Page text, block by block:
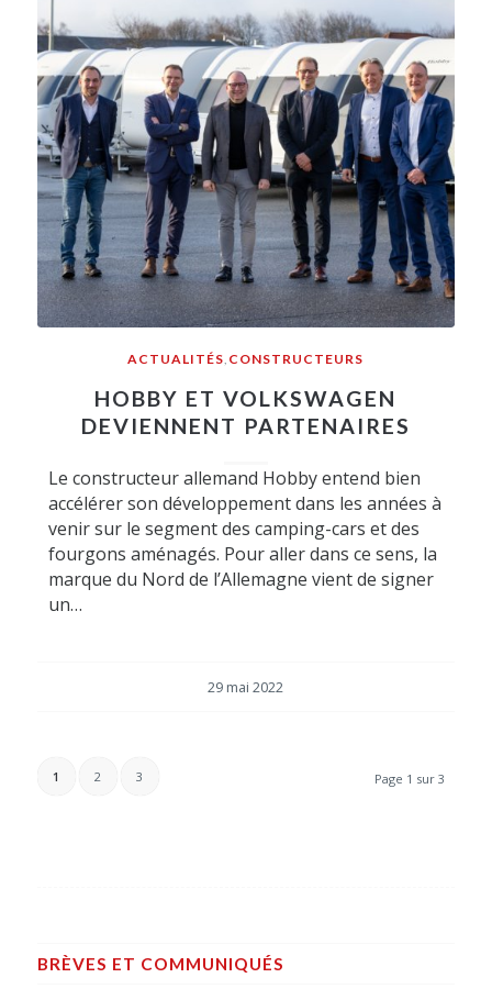
ACTUALITÉS CONSTRUCTEURS
HOBBY ET VOLKSWAGEN
DEVIENNENT PARTENAIRES
Le constructeur allemand Hobby entend bien
accélérer son développement dans les années à
venir sur le segment des camping-cars et des
fourgons aménagés. Pour aller dans ce sens, la
marque du Nord de l’Allemagne vient de signer
un…
29 mai 2022
Page 1 sur 3
1 2 3
BRÈVES ET COMMUNIQUÉS